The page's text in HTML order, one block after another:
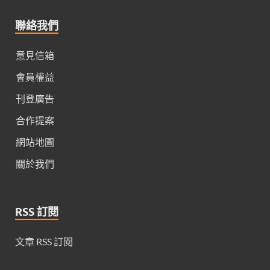
聯絡我們
意見信箱
會員權益
刊登廣告
合作提案
網站地圖
關於我們
RSS 訂閱
文章 RSS 訂閱